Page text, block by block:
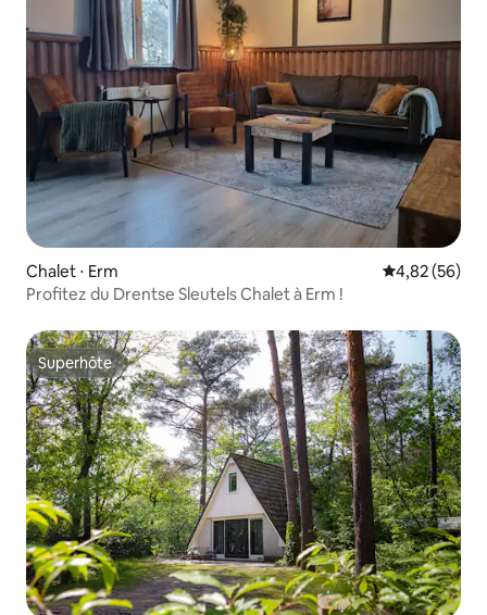
Chalet ⋅ Erm Évaluation
4,82 (56)
Profitez du Drentse Sleutels Chalet à Erm !
Superhôte
Superhôte